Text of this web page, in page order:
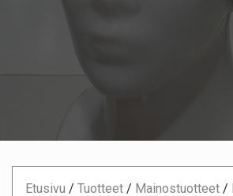
Etusivu / Tuotteet / Mainostuotteet /